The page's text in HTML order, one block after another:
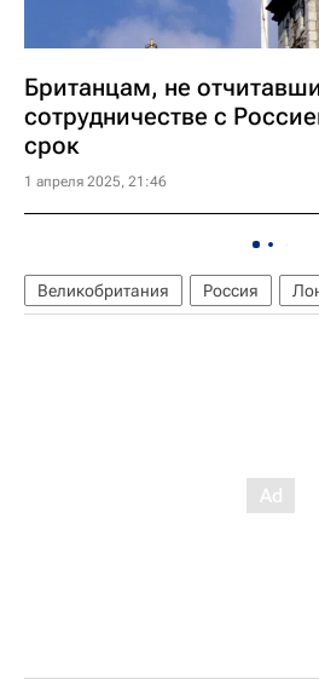
Британцам, не
сотрудничестве с
срок
1 апреля 2025, 21:46
Великобритания Россия